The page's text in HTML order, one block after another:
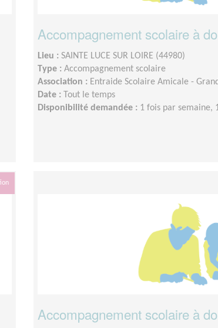
Accompagnement scolaire à
Lieu : SAINTE LUCE SUR LOIRE (44980)
Type : Accompagnement scolaire
Association : Entraide Scolaire Amicale -
Date : Tout le temps
Disponibilité demandée : 1 fois par semaine,
Accompagnement scolaire à